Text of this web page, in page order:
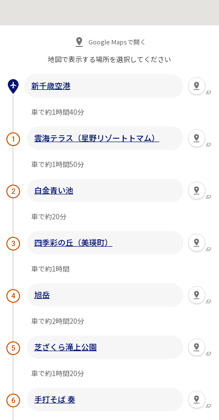
Google Mapsで開く
地図で表示する場所を選択してください
新千歳空港
車で約1時間40分
1 雲海テラス（星野リゾートトマム）
車で約1時間50分
2 白金青い池
車で約20分
3 四季彩の丘（美瑛町）
車で約1時間
4 旭岳
車で約2時間20分
5 芝ざくら滝上公園
車で約1時間20分
6 手打そば 奏